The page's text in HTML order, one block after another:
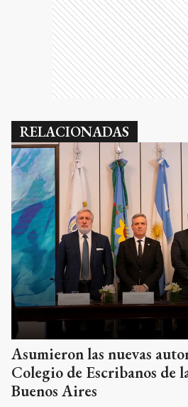
RELACIONADAS
Asumieron las nuevas
Colegio de Escribanos de
Buenos Aires